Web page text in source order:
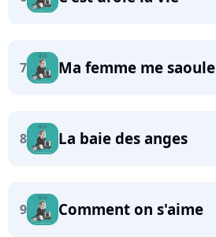
7 Ma femme me saoule
8 La baie des anges
9 Comment on s'aime